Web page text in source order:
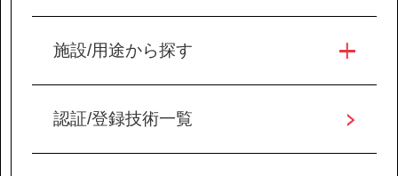
施設/用途から探す
認証/登録技術一覧